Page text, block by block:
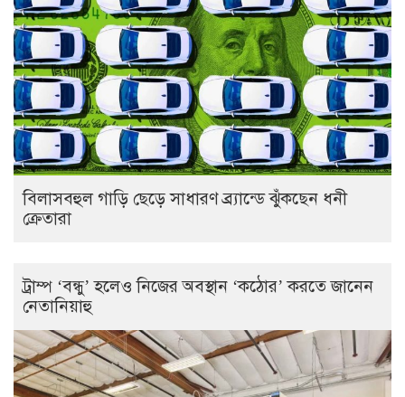
বিলাসবহুল গাড়ি ছেড়ে সাধারণ ব্র্যান্ডে ঝুঁকছেন ধনী
ক্রেতারা
ট্রাম্প ‘বন্ধু’ হলেও নিজের অবস্থান ‘কঠোর’ করতে জানেন
নেতানিয়াহু